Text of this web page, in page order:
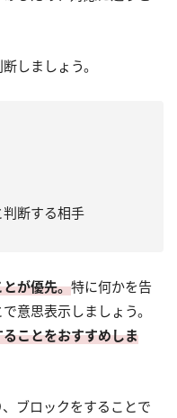
しましょう。
判断する相手
が優先。特に何かを告
意思表示しましょう。
ことをおすすめしま
ブロックをすることで